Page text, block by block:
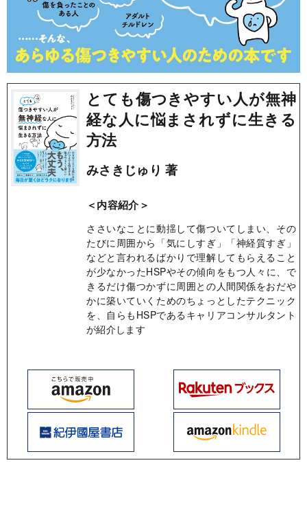
とても傷つきやすい人が無神
経な人に悩まされずに生きる
方法
みさきじゅり 著
＜内容紹介＞
ささいなことに動揺して傷ついてしまい、その
たびに周囲から「気にしすぎ」「神経質すぎ」
などと言われるばかりで理解してもらえること
が少なかったHSPやその傾向をもつ人々に、で
きるだけ傷つかずに周囲との人間関係をおだや
かに築いていくためのちょっとしたテクニック
を、自らもHSPであるキャリアコンサルタント
が紹介します